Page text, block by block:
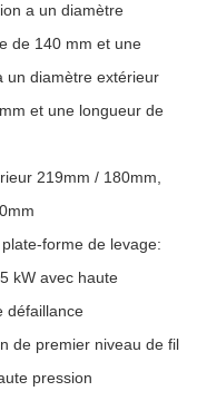
a un diamètre
de 140 mm et une
un diamètre extérieur
et une longueur de
219mm / 180mm,
forme de levage:
kW avec haute
défaillance
de premier niveau de fil
pression